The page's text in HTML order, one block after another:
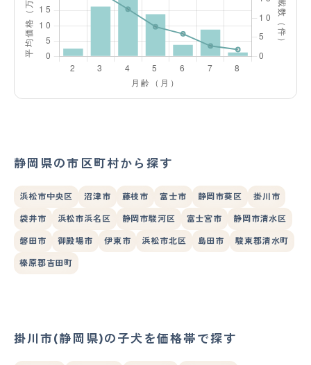
静岡県の市区町村から探す
浜松市中央区 沼津市 藤枝市 富士市 静岡市葵区 掛川市
袋井市 浜松市浜名区 静岡市駿河区 富士宮市 静岡市清水区
磐田市 御殿場市 伊東市 浜松市北区 島田市 駿東郡清水町
榛原郡吉田町
掛川市(静岡県)の子犬を価格帯で探す